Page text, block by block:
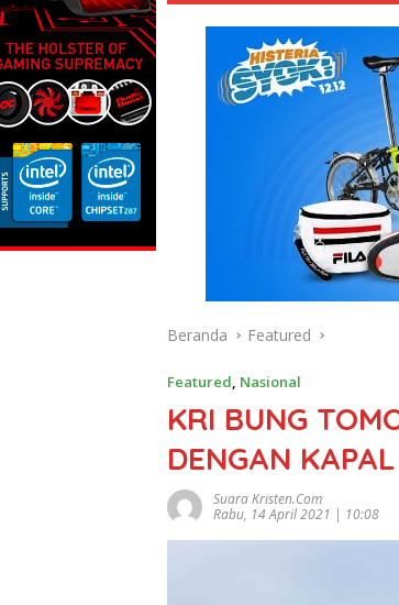
Beranda Featured
Featured, Nasional
KRI BUNG
DENGAN
Suara Kristen.com
Rabu, 14 April 2021 | 10:08